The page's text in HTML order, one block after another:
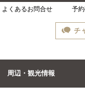
よくあるお問合せ 予
チ
周辺・観光情報